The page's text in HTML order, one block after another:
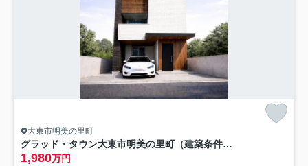
大東市明美の里町
グラッド・タウン大東市明美の里町（建築条件付き土地）
1,980万円